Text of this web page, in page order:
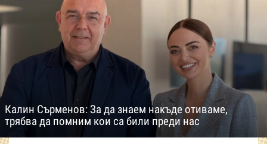
Калин Сърменов: За да знаем накъде отиваме,
трябва да помним кои са били преди нас